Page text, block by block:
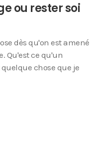
ou rester soi
dès qu'on est amené
Qu'est ce qu'un
chose que je